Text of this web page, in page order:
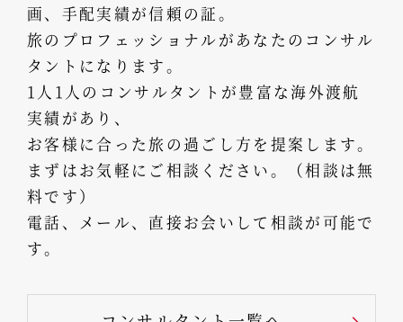
画、手配実績が信頼の証。
旅のプロフェッショナルがあなたのコンサル
タントになります。
1人1人のコンサルタントが豊富な海外渡航
実績があり、
お客様に合った旅の過ごし方を提案します。
まずはお気軽にご相談ください。（相談は無
料です）
電話、メール、直接お会いして相談が可能で
す。